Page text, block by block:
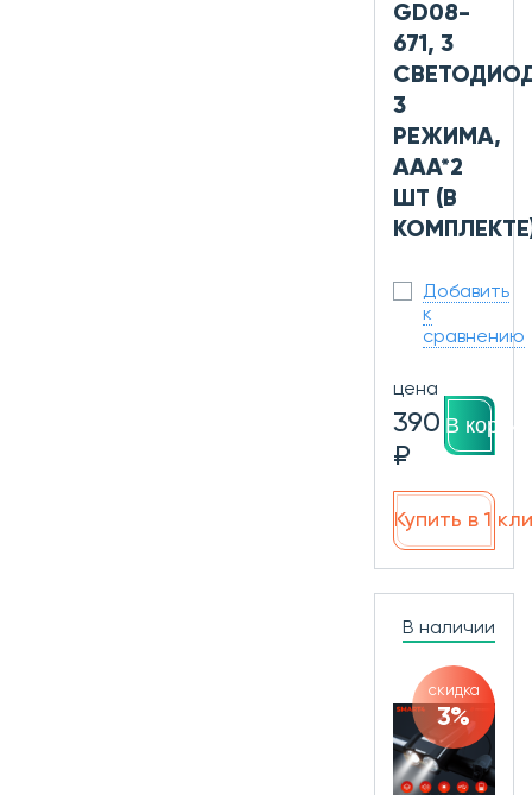
GD08-
671, 3
3
РЕЖИМА,
AAA*2
ШТ (В
Добавить
к
сравнению
цена
390
₽
В
Купить в 1
В наличии
скидка
3%